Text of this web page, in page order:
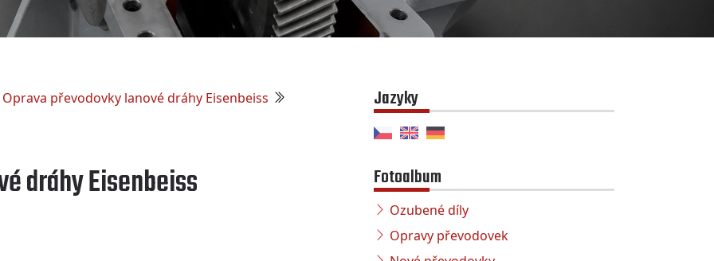
Oprava převodovky lanové dráhy Eisenbeiss
dráhy Eisenbeiss
Jazyky
Fotoalbum
Ozubené díly
Opravy převodovek